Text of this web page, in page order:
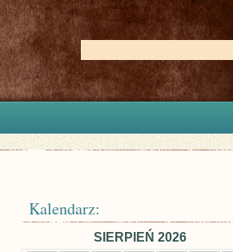
Kalendarz:
SIERPIEŃ 2026